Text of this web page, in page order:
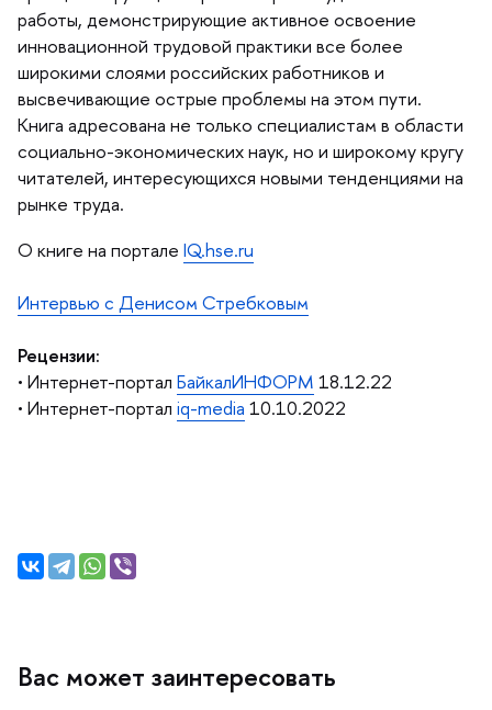
работы, демонстрирующие активное освоение
инновационной трудовой практики все более
широкими слоями российских работников и
ысвечивающие острые проблемы на этом пути.
Книга адресована не только специалистам в области
социально-экономических наук, но и широкому кругу
читателей, интересующихся новыми тенденциями на
рынке труда.
О книге на портале IQ.hse.ru
Интервью с Денисом Стребковым
Рецензии:
• Интернет-портал БайкалИНФОРМ 18.12.22
• Интернет-портал iq-media 10.10.2022
ас может заинтересовать